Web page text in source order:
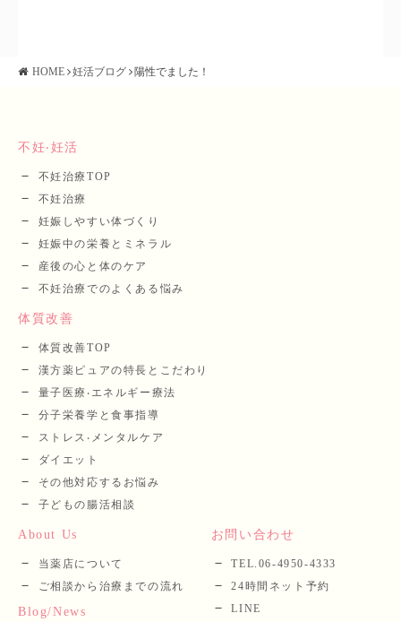
HOME 妊活ブログ 陽性でました！
不妊‧妊活
不妊治療TOP
不妊治療
妊娠しやすい体づくり
妊娠中の栄養とミネラル
産後の⼼と体のケア
不妊治療でのよくある悩み
体質改善
体質改善TOP
漢⽅薬ピュアの特長とこだわり
量⼦医療‧エネルギー療法
分⼦栄養学と⾷事指導
ストレス‧メンタルケア
ダイエット
その他対応するお悩み
子どもの腸活相談
About Us
当薬店について
ご相談から治療までの流れ
Blog/News
お問い合わせ
TEL.06-4950-4333
24時間ネット予約
LINE